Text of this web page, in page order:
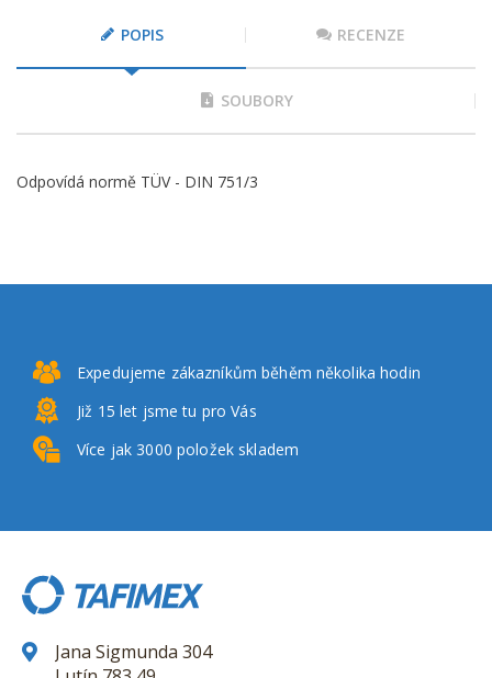
POPIS RECENZE
SOUBORY
Odpovídá normě TÜV - DIN 751/3
Expedujeme zákazníkům běhěm několika hodin
Již 15 let jsme tu pro Vás
Více jak 3000 položek skladem
Jana Sigmunda 304